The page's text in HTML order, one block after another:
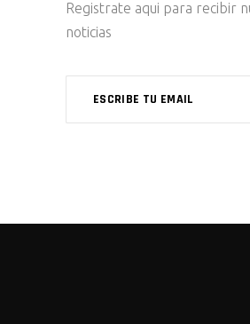
Registrate aqui para recibir
noticias